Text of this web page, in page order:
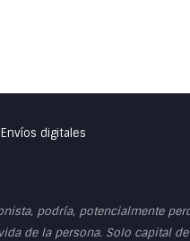
Envíos digitales
podría, potencialmente
de la persona. Solo capital